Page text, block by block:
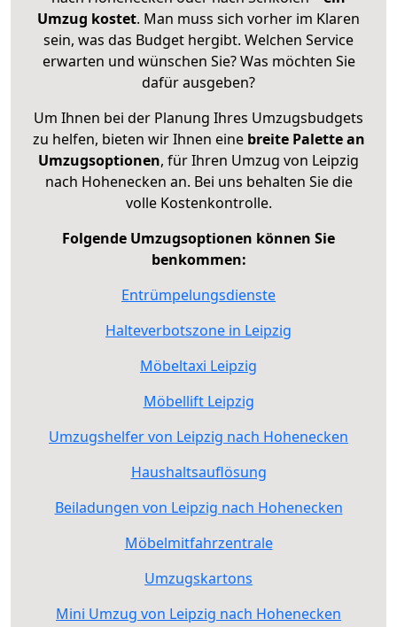
Umzug kostet. Man muss sich vorher im Klaren
sein, was das Budget hergibt. Welchen Service
erwarten und wünschen Sie? Was möchten Sie
dafür ausgeben?
Um Ihnen bei der Planung Ihres Umzugsbudgets
zu helfen, bieten wir Ihnen eine breite Palette an
Umzugsoptionen, für Ihren Umzug von Leipzig
nach Hohenecken an. Bei uns behalten Sie die
volle Kostenkontrolle.
Folgende Umzugsoptionen können Sie
benkommen:
Entrümpelungsdienste
Halteverbotszone in Leipzig
Möbeltaxi Leipzig
Möbellift Leipzig
Umzugshelfer von Leipzig nach Hohenecken
Haushaltsauflösung
Beiladungen von Leipzig nach Hohenecken
Möbelmitfahrzentrale
Umzugskartons
Mini Umzug von Leipzig nach Hohenecken